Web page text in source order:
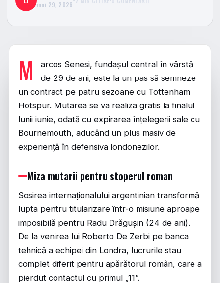
mai 29, 2026
M
arcos Senesi, fundașul central în vârstă
de 29 de ani, este la un pas să semneze
un contract pe patru sezoane cu Tottenham
Hotspur. Mutarea se va realiza gratis la finalul
lunii iunie, odată cu expirarea înțelegerii sale cu
Bournemouth, aducând un plus masiv de
experiență în defensiva londonezilor.
Miza mutarii pentru stoperul roman
Sosirea internaționalului argentinian transformă
lupta pentru titularizare într-o misiune aproape
imposibilă pentru Radu Drăgușin (24 de ani).
De la venirea lui Roberto De Zerbi pe banca
tehnică a echipei din Londra, lucrurile stau
complet diferit pentru apărătorul român, care a
pierdut contactul cu primul „11”.